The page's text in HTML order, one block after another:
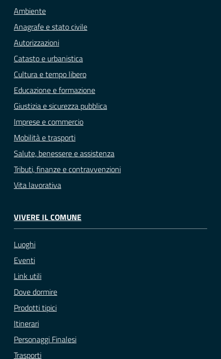
Ambiente
Anagrafe e stato civile
Autorizzazioni
Catasto e urbanistica
Cultura e tempo libero
Educazione e formazione
Giustizia e sicurezza pubblica
Imprese e commercio
Mobilità e trasporti
Salute, benessere e assistenza
Tributi, finanze e contravvenzioni
Vita lavorativa
VIVERE IL COMUNE
Luoghi
Eventi
Link utili
Dove dormire
Prodotti tipici
Itinerari
Personaggi Finalesi
Trasporti